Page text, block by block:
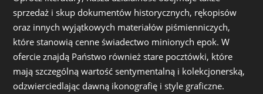
sprzedaż i skup dokumentów historycznych, rękopisów
oraz innych wyjątkowych materiałów piśmienniczych,
które stanowią cenne świadectwo minionych epok. W
ofercie znajdą Państwo również stare pocztówki, które
mają szczególną wartość sentymentalną i kolekcjonerską,
odzwierciedlając dawną ikonografię i style graficzne.